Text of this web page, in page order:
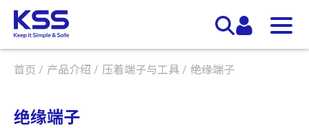
首页 产品介绍 压着端子与工具 绝缘端子
绝缘端子